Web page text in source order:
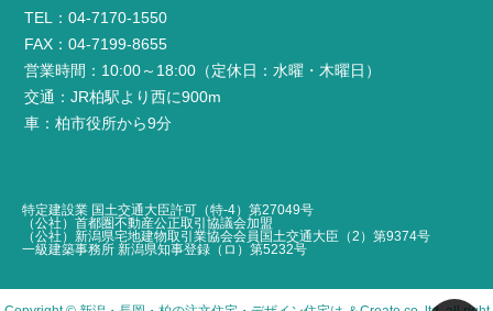
TEL：04-7170-1550
FAX：04-7199-8655
営業時間：10:00～18:00（定休日：水曜・木曜日）
交通：JR柏駅より西に900m
車：柏市役所から9分
特定建設業 国土交通大臣許可（特-4）第27049号
（公社）首都圏不動産公正取引協議会加盟
（公社）新潟県宅地建物取引業協会会員国土交通大臣（2）第9374号
一級建築事務所 新潟県知事登録（ロ）第5232号